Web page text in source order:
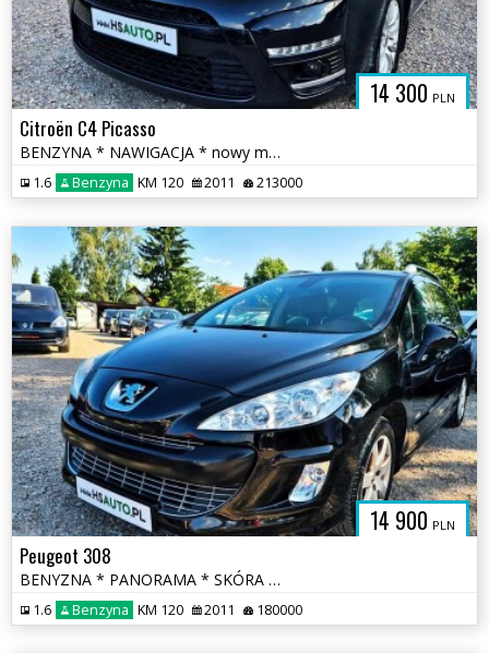
14 300 PLN
Citroën C4 Picasso
BENZYNA * NAWIGACJA * nowy model * super * okazja * polecamy
1.6 Benzyna KM 120 2011 213000
14 900 PLN
Peugeot 308
BENYZNA * PANORAMA * SKÓRA * nawigacja * niski przebieg * OKAZJA
1.6 Benzyna KM 120 2011 180000